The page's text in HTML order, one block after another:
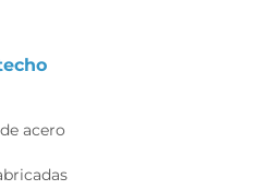
acero